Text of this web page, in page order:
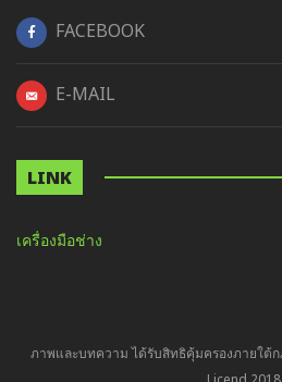
FACEBOOK
E-MAIL
LINK
เครื่องมือช่าง
ภาพและบทความ ได้รับสิทธิคุ้มครองภายใต้